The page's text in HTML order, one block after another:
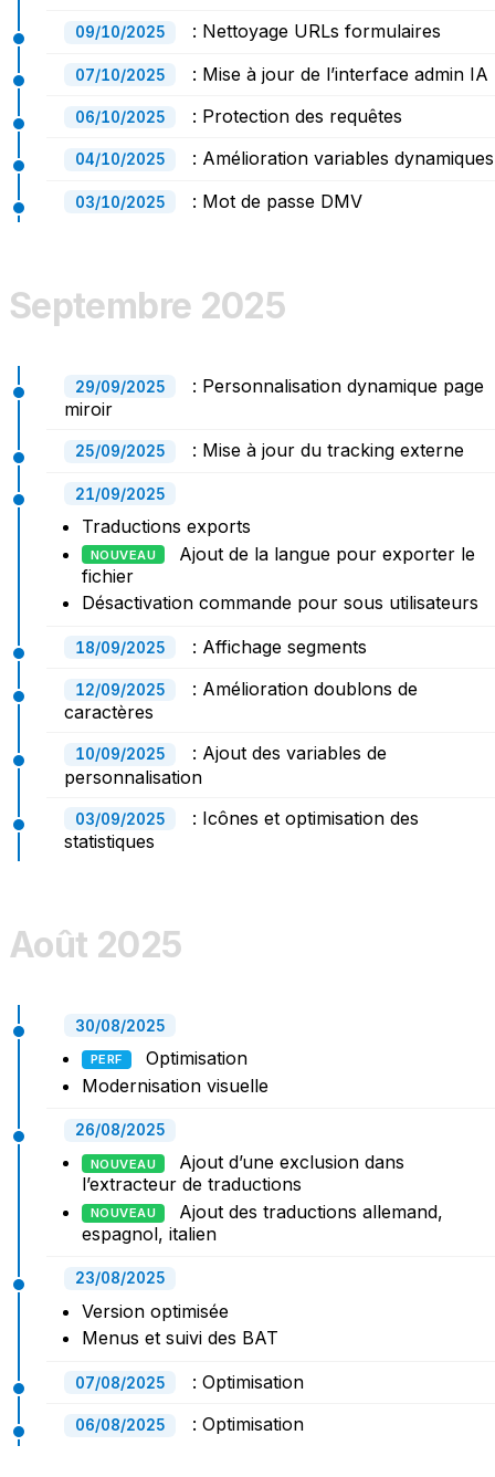
09/10/2025 : Nettoyage URLs formulaires
07/10/2025 : Mise à jour de l’interface admin IA
06/10/2025 : Protection des requêtes
04/10/2025 : Amélioration variables dynamiques
03/10/2025 : Mot de passe DMV
Septembre 2025
29/09/2025
: Personnalisation dynamique page
miroir
25/09/2025 : Mise à jour du tracking externe
21/09/2025
Traductions exports
NOUVEAU
Ajout de la langue pour exporter le
fichier
Désactivation commande pour sous utilisateurs
18/09/2025 : Affichage segments
12/09/2025
: Amélioration doublons de
caractères
10/09/2025
: Ajout des variables de
personnalisation
03/09/2025
: Icônes et optimisation des
statistiques
Août 2025
30/08/2025
PERF
Optimisation
Modernisation visuelle
26/08/2025
NOUVEAU
Ajout d’une exclusion dans
l’extracteur de traductions
NOUVEAU
Ajout des traductions allemand,
espagnol, italien
23/08/2025
Version optimisée
Menus et suivi des BAT
07/08/2025 : Optimisation
06/08/2025 : Optimisation